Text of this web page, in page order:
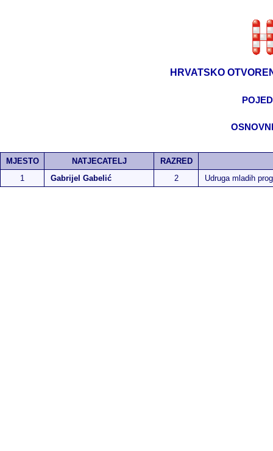
HRVATSKO
MJESTO NATJECATELJ
RAZRED
1
Gabrijel Gabelić 2 Udruga mladih